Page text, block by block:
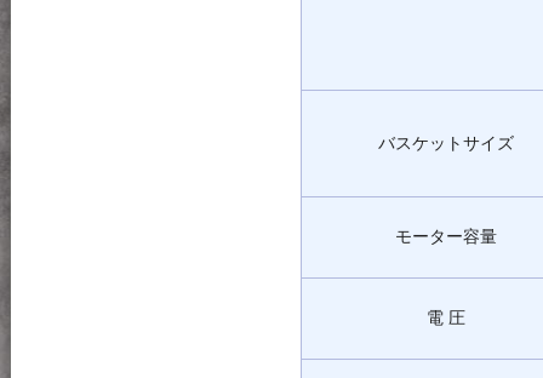
バスケットサイズ
モーター容量
電 圧